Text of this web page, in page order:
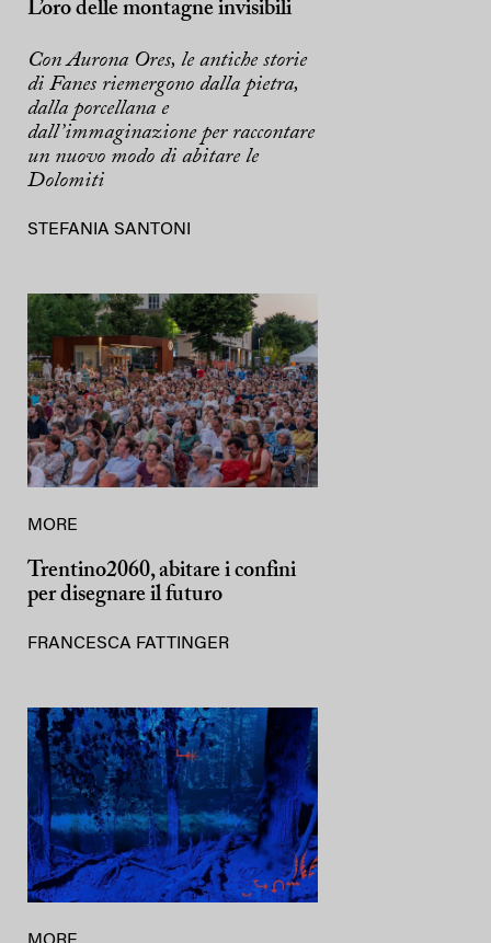
L’oro delle montagne invisibili
Con Aurona Ores, le antiche storie
di Fanes riemergono dalla pietra,
dalla porcellana e
dall’immaginazione per raccontare
un nuovo modo di abitare le
Dolomiti
STEFANIA SANTONI
MORE
Trentino2060, abitare i confini
per disegnare il futuro
FRANCESCA FATTINGER